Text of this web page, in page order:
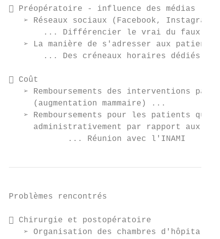
 Préopératoire - influence des médias
➢ Réseaux sociaux (Facebook, Instagram,
       ... Différencier le vrai du faux
➢ La manière de s'adresser aux
... Des créneaux horaires dédiés
 Coût
➢ Remboursements des interventions par
     (augmentation mammaire) ...
➢ Remboursements pour les patients qui
administrativement par rapport aux
            ... Réunion avec l'INAMI
Problèmes rencontrés
 Chirurgie et postopératoire
➢ Organisation des chambres d'hôpital